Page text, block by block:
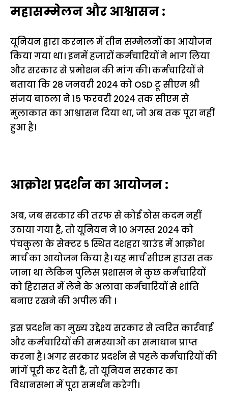
महासम्मेलन और आश्वासन :
यूनियन द्वारा करनाल में तीन सम्मेलनों का आयोजन
किया गया था। इनमें हजारों कर्मचारियों ने भाग लिया
और सरकार से प्रमोशन की मांग की। कर्मचारियों ने
बताया कि 28 जनवरी 2024 को OSD टू सीएम श्री
संजय बाठला ने 15 फरवरी 2024 तक सीएम से
मुलाकात का आश्वासन दिया था, जो अब तक पूरा नहीं
हुआ है।
आक्रोश प्रदर्शन का आयोजन :
अब, जब सरकार की तरफ से कोई ठोस कदम नहीं
उठाया गया है, तो यूनियन ने 10 अगस्त 2024 को
पंचकुला के सेक्टर 5 स्थित दशहरा ग्राउंड में आक्रोश
मार्च का आयोजन किया है। यह मार्च सीएम हाउस तक
जाना था लेकिन पुलिस प्रशासन ने कुछ कर्मचारियों
को हिरासत में लेने के अलावा कर्मचारियों से शांति
बनाए रखने की अपील की ।
इस प्रदर्शन का मुख्य उद्देश्य सरकार से त्वरित कार्रवाई
और कर्मचारियों की समस्याओं का समाधान प्राप्त
करना है। अगर सरकार प्रदर्शन से पहले कर्मचारियों की
मांगें पूरी कर देती है, तो यूनियन सरकार का
विधानसभा में पूरा समर्थन करेगी।